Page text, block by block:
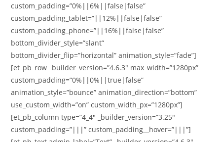
custom_padding=”0%||6%||false|false”
custom_padding_tablet=”||12%||false|false”
custom_padding_phone=”||16%||false|false”
bottom_divider_style=”slant”
bottom_divider_flip=”horizontal” animation_style=”fade”]
[et_pb_row _builder_version=”4.6.3″ max_width=”1280px”
custom_padding=”0%||0%||true|false”
animation_style=”bounce” animation_direction=”bottom”
use_custom_width=”on” custom_width_px=”1280px”]
[et_pb_column type=”4_4″ _builder_version=”3.25″
custom_padding=”|||” custom_padding__hover=”|||”]